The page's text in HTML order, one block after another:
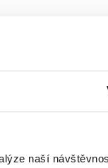
naší